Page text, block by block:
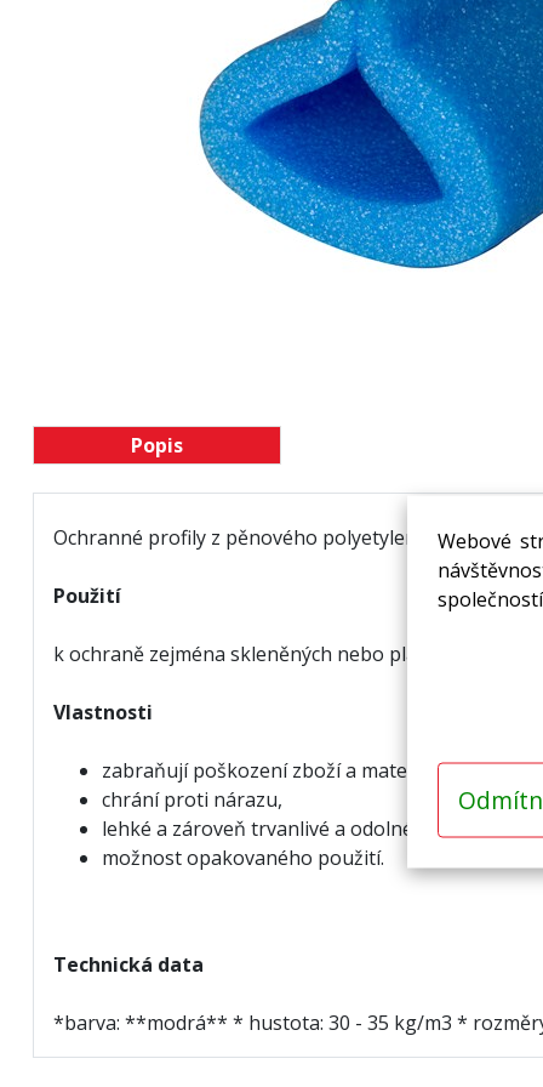
Webové
Popis
Ochranné profily z pěnového polyetylenu chránící
Použití
k ochraně zejména skleněných nebo plastových
Vlastnosti
zabraňují poškození zboží a materiálu,
chrání proti nárazu,
lehké a zároveň trvanlivé a odolnépřizpůsobí
možnost opakovaného použití.
Technická data
*barva: **modrá** * hustota: 30 - 35 kg/m3 *